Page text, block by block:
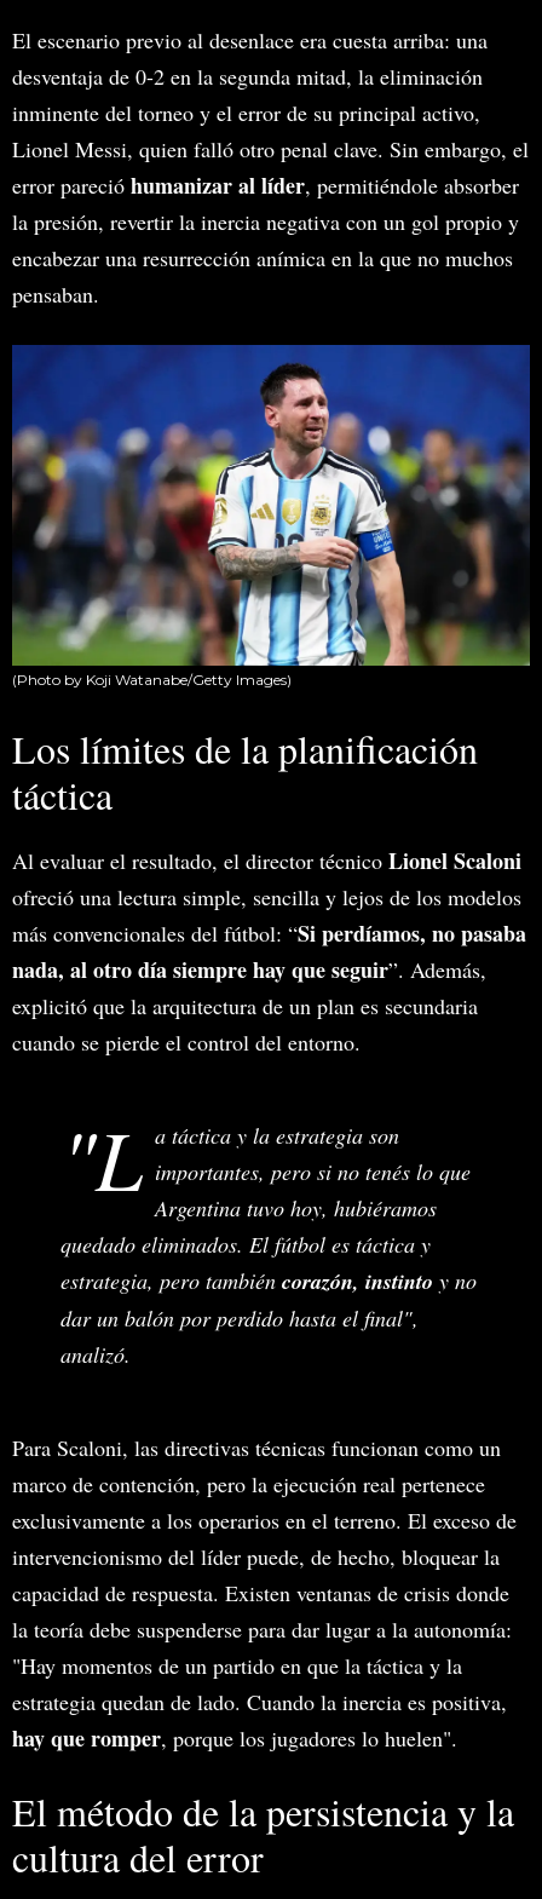
El escenario previo al desenlace era cuesta arriba: una
desventaja de 0-2 en la segunda mitad, la eliminación
inminente del torneo y el error de su principal activo,
Lionel Messi, quien falló otro penal clave. Sin embargo, el
error pareció humanizar al líder, permitiéndole absorber
la presión, revertir la inercia negativa con un gol propio y
encabezar una resurrección anímica en la que no muchos
pensaban.
(Photo by Koji Watanabe/Getty Images)
Los límites de la planificación
táctica
Al evaluar el resultado, el director técnico Lionel Scaloni
ofreció una lectura simple, sencilla y lejos de los modelos
más convencionales del fútbol: “Si perdíamos, no pasaba
nada, al otro día siempre hay que seguir”. Además,
explicitó que la arquitectura de un plan es secundaria
cuando se pierde el control del entorno.
"L a táctica y la estrategia son
importantes, pero si no tenés lo que
Argentina tuvo hoy, hubiéramos
quedado eliminados. El fútbol es táctica y
estrategia, pero también corazón, instinto y no
dar un balón por perdido hasta el final",
analizó.
Para Scaloni, las directivas técnicas funcionan como un
marco de contención, pero la ejecución real pertenece
exclusivamente a los operarios en el terreno. El exceso de
intervencionismo del líder puede, de hecho, bloquear la
capacidad de respuesta. Existen ventanas de crisis donde
la teoría debe suspenderse para dar lugar a la autonomía:
"Hay momentos de un partido en que la táctica y la
estrategia quedan de lado. Cuando la inercia es positiva,
hay que romper, porque los jugadores lo huelen".
El método de la persistencia y la
cultura del error